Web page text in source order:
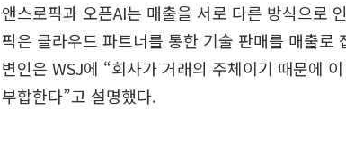
앤스로픽과 오픈AI는 매출을 서로 다른 방식으로
픽은 클라우드 파트너를 통한 기술 판매를 매출로
변인은 WSJ에 “회사가 거래의 주체이기 때문에
부합한다”고 설명했다.